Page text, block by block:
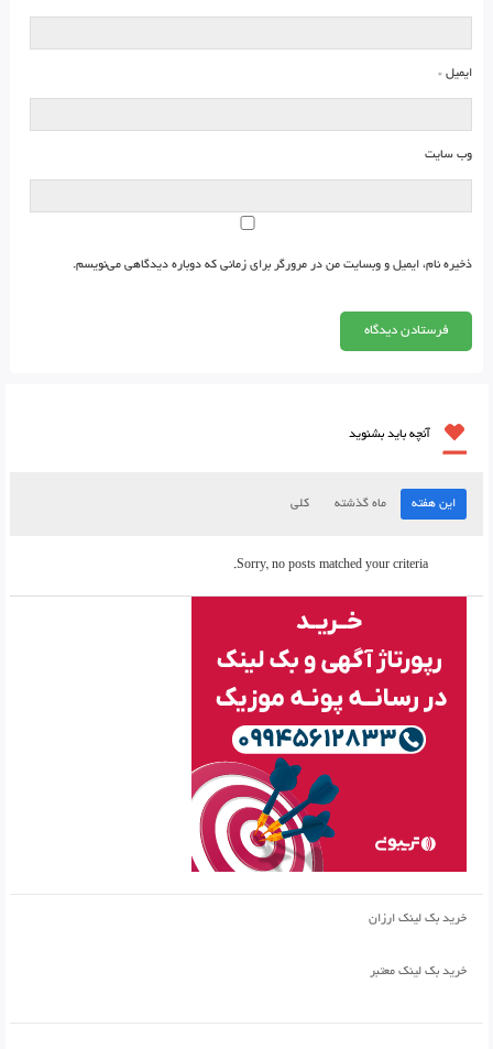
ایمیل *
وب‌ سایت
ذخیره نام، ایمیل و وبسایت من در مرورگر برای زمانی که دوباره دیدگاهی می‌نویسم.
آنچه باید بشنوید
این هفته ماه گذشته کلی
Sorry, no posts matched your criteria.
خرید بک لینک ارزان
خرید بک لینک معتبر